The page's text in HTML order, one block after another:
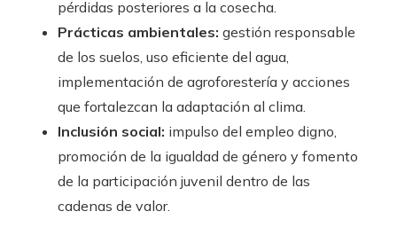
pérdidas posteriores a la cosecha.
Prácticas ambientales: gestión responsable
de los suelos, uso eficiente del agua,
implementación de agroforestería y acciones
que fortalezcan la adaptación al clima.
Inclusión social: impulso del empleo digno,
promoción de la igualdad de género y fomento
de la participación juvenil dentro de las
cadenas de valor.